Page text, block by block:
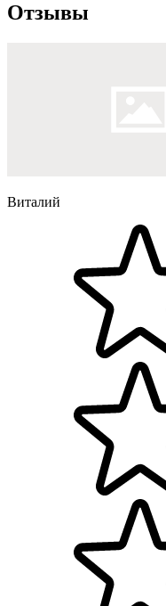
Отзывы
Виталий